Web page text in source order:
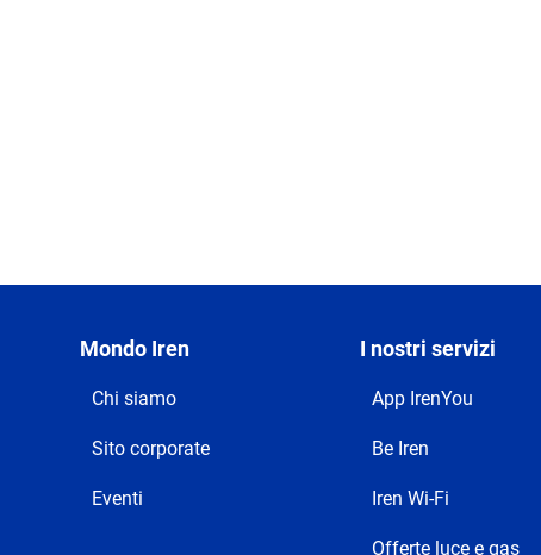
Mondo Iren
Chi siamo
Sito corporate
Eventi
I nostri servizi
App IrenYou
Be Iren
Iren Wi-Fi
Offerte luce e gas